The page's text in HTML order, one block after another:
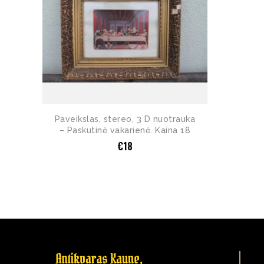
Paveikslas, stereo, 3 D nuotrauka
– Paskutinė vakarienė. Kaina 18
€18